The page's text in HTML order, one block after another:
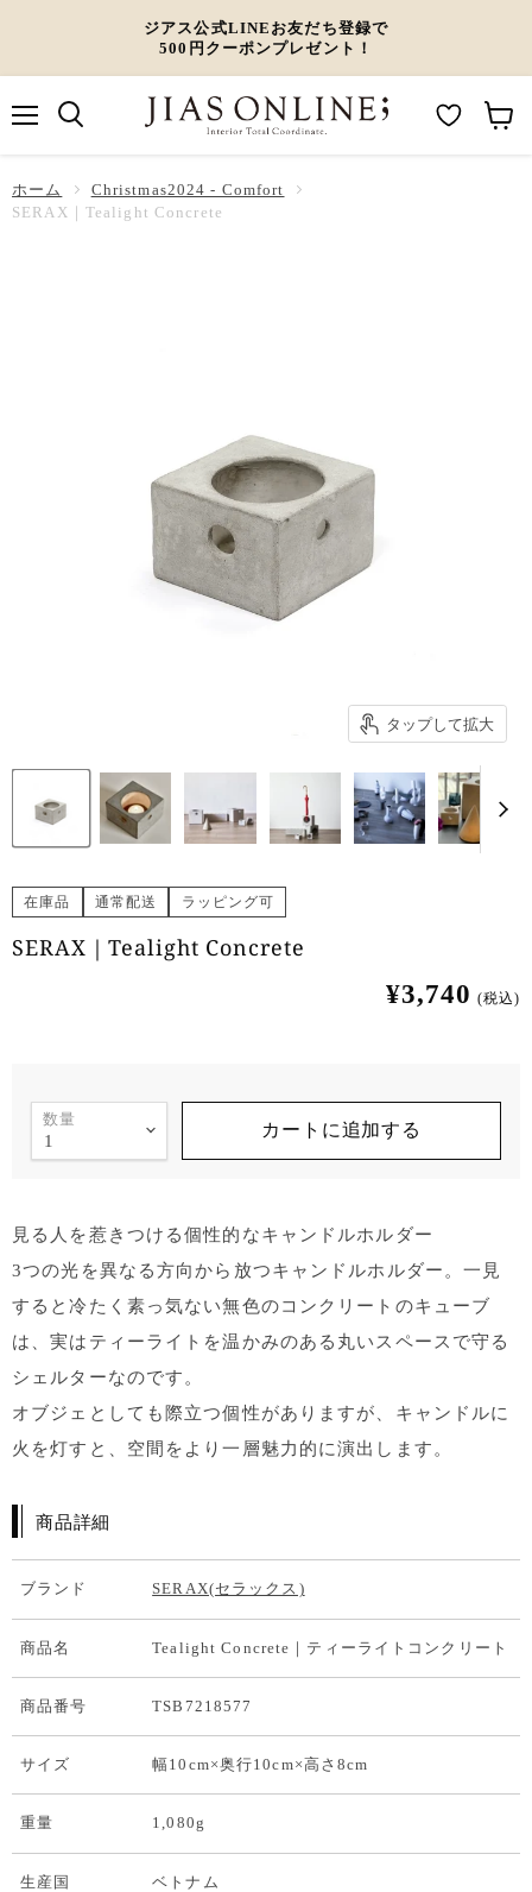
ジアス公式LINEお友だち登録で
500円クーポンプレゼント！
ー
ホーム
Christmas2024 - Comfort
SERAX｜Tealight Concrete
タップして拡大
在庫品 通常配送 ラッピング可
SERAX｜Tealight Concrete
¥3,740 (税込)
数量 カートに追加する
見る人を惹きつける個性的なキャンドルホルダー
3つの光を異なる方向から放つキャンドルホルダー。一見
すると冷たく素っ気ない無色のコンクリートのキューブ
は、実はティーライトを温かみのある丸いスペースで守る
シェルターなのです。
オブジェとしても際立つ個性がありますが、キャンドルに
火を灯すと、空間をより一層魅力的に演出します。
商品詳細
ブランド SERAX(セラックス)
商品名 Tealight Concrete｜ティーライトコンクリート
商品番号 TSB7218577
サイズ 幅10cm×奥行10cm×高さ8cm
重量 1,080g
生産国 ベトナム